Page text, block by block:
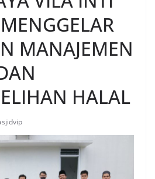
MANAJEMEN
HALAL